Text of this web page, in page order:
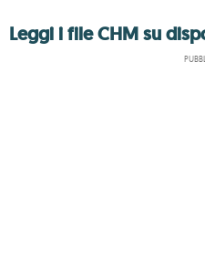
Leggi i file CHM su